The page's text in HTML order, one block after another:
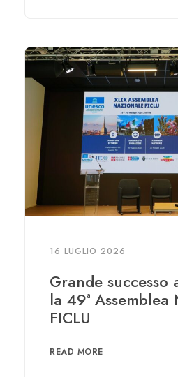
16 LUGLIO 2026
Grande successo
la 49ª Assemblea
FICLU
READ MORE